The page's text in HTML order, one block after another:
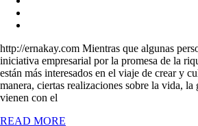
http://ernakay.com Mientras que algunas
iniciativa empresarial por la promesa de la
están más interesados ​​en el viaje de crear y
manera, ciertas realizaciones sobre la vida,
vienen con el
READ MORE